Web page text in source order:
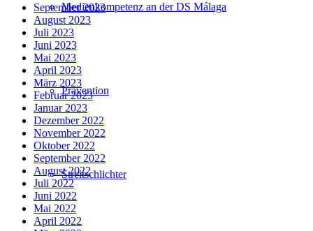
Medienkompetenz an der DS Málaga
Prävention
Streitschlichter
September 2023
August 2023
Juli 2023
Juni 2023
Mai 2023
April 2023
März 2023
Februar 2023
Januar 2023
Dezember 2022
November 2022
Oktober 2022
September 2022
August 2022
Juli 2022
Juni 2022
Mai 2022
April 2022